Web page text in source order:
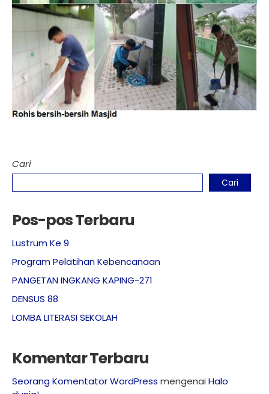
Cari
Cari
Pos-pos Terbaru
Lustrum Ke 9
Program Pelatihan Kebencanaan
PANGETAN INGKANG KAPING-271
DENSUS 88
LOMBA LITERASI SEKOLAH
Komentar Terbaru
Seorang Komentator WordPress mengenai Halo